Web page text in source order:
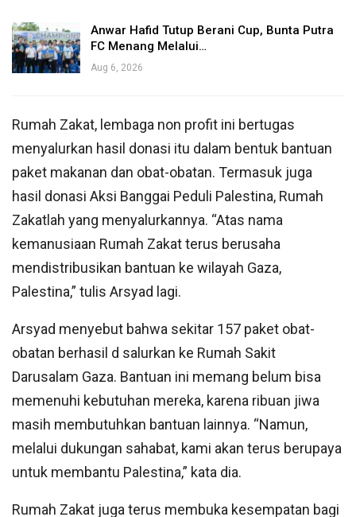
Anwar Hafid Tutup Berani Cup, Bunta Putra
FC Menang Melalui…
Aug 6, 2026
Rumah Zakat, lembaga non profit ini bertugas
menyalurkan hasil donasi itu dalam bentuk bantuan
paket makanan dan obat-obatan. Termasuk juga
hasil donasi Aksi Banggai Peduli Palestina, Rumah
Zakatlah yang menyalurkannya. “Atas nama
kemanusiaan Rumah Zakat terus berusaha
mendistribusikan bantuan ke wilayah Gaza,
Palestina,” tulis Arsyad lagi.
Arsyad menyebut bahwa sekitar 157 paket obat-
obatan berhasil d salurkan ke Rumah Sakit
Darusalam Gaza. Bantuan ini memang belum bisa
memenuhi kebutuhan mereka, karena ribuan jiwa
masih membutuhkan bantuan lainnya. “Namun,
melalui dukungan sahabat, kami akan terus berupaya
untuk membantu Palestina,” kata dia.
Rumah Zakat juga terus membuka kesempatan bagi